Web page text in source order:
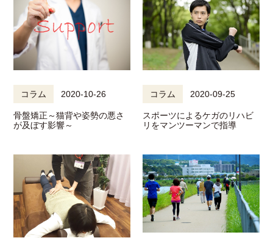
コラム 2020-10-26
骨盤矯正～猫背や姿勢の悪さ
が及ぼす影響～
コラム 2020-09-25
スポーツによるケガのリハビ
リをマンツーマンで指導